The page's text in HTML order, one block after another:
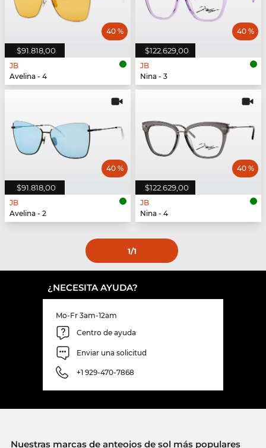
$91.818,00
40 %
JB
Avelina - 4
$122.629,00
40 %
JB
Nina - 3
$91.818,00
40 %
JB
Avelina - 2
$122.629,00
40 %
JB
Nina - 4
1/1
¿NECESITA AYUDA?
Mo-Fr 3am-12am
Centro de ayuda
Enviar una solicitud
+1 929-470-7868
Nuestras marcas de anteojos de sol más populares